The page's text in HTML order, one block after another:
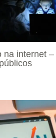
na internet